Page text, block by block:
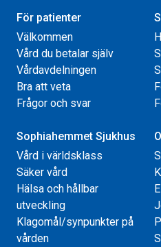
För patienter
Välkommen
Vård du betalar själv
Vårdavdelningen
Bra att veta
Frågor och svar
Sophiahemmet Sjukhus
Vård i världsklass
Säker vård
Hälsa och hållbar
utveckling
Klagomål/synpunkter på
vården